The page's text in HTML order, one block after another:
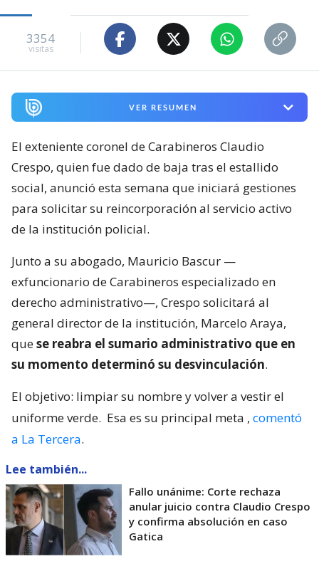
3354
visitas
VER RESUMEN
El exteniente coronel de Carabineros Claudio
Crespo, quien fue dado de baja tras el estallido
social, anunció esta semana que iniciará gestiones
para solicitar su reincorporación al servicio activo
de la institución policial.
Junto a su abogado, Mauricio Bascur —
exfuncionario de Carabineros especializado en
derecho administrativo—, Crespo solicitará al
general director de la institución, Marcelo Araya,
quese reabra el sumario administrativo que en
su momento determinó su desvinculación.
El objetivo: limpiar su nombre y volver a vestir el
uniforme verde. Esa es su principal meta , comentó
a La Tercera.
Lee también...
Fallo unánime: Corte rechaza
anular juicio contra Claudio Crespo
y confirma absolución en caso
Gatica